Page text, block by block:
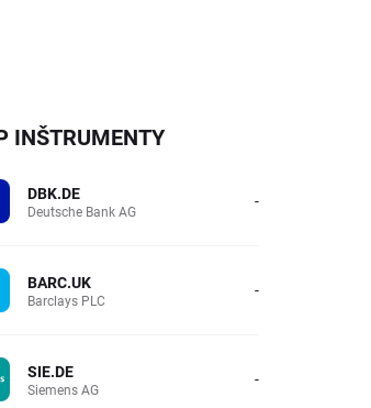
INŠTRUMENTY
DBK.DE
Deutsche Bank AG -
BARC.UK
Barclays PLC -
SIE.DE
Siemens AG -